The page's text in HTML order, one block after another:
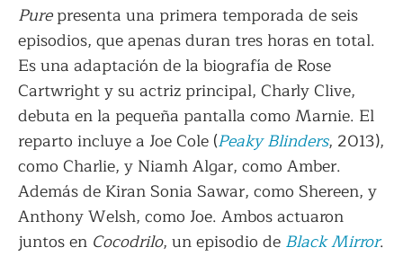
Purepresenta una primera temporada de seis
episodios, que apenas duran tres horas en total.
Es una adaptación de la biografía de Rose
Cartwright y su actriz principal, Charly Clive,
debuta en la pequeña pantalla como Marnie. El
reparto incluye a Joe Cole (Peaky Blinders, 2013),
como Charlie, y Niamh Algar, como Amber.
Además de Kiran Sonia Sawar, como Shereen, y
Anthony Welsh, como Joe. Ambos actuaron
juntos en Cocodrilo, un episodio de Black Mirror.